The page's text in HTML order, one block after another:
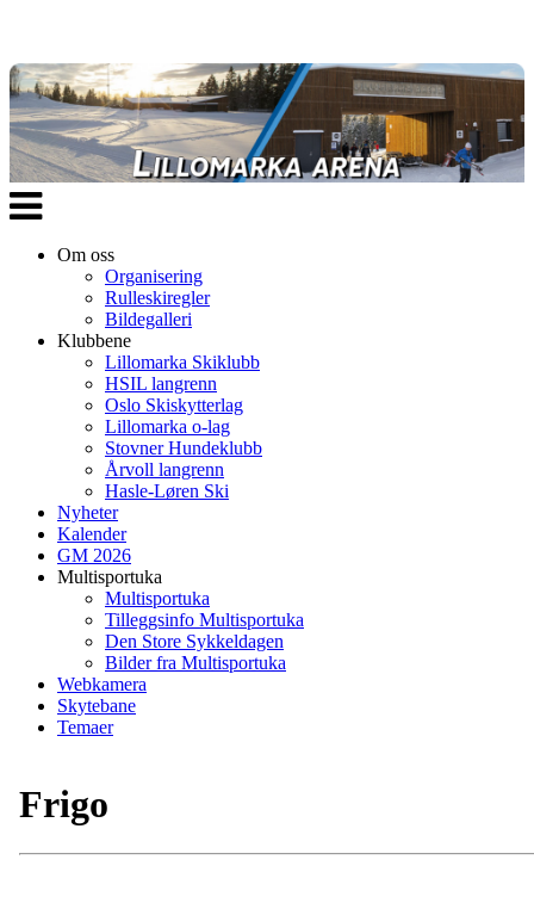
Veksle
navigasjon
Om oss
Organisering
Rulleskiregler
Bildegalleri
Klubbene
Lillomarka Skiklubb
HSIL langrenn
Oslo Skiskytterlag
Lillomarka o-lag
Stovner Hundeklubb
Årvoll langrenn
Hasle-Løren Ski
Nyheter
Kalender
GM 2026
Multisportuka
Multisportuka
Tilleggsinfo Multisportuka
Den Store Sykkeldagen
Bilder fra Multisportuka
Webkamera
Skytebane
Temaer
Frigo